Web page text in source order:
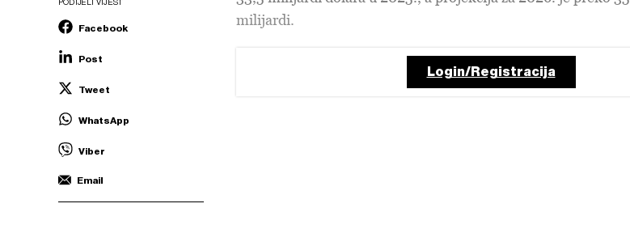
Facebook
Post
Tweet
WhatsApp
Viber
Email
milijardi.
Login/Registracija